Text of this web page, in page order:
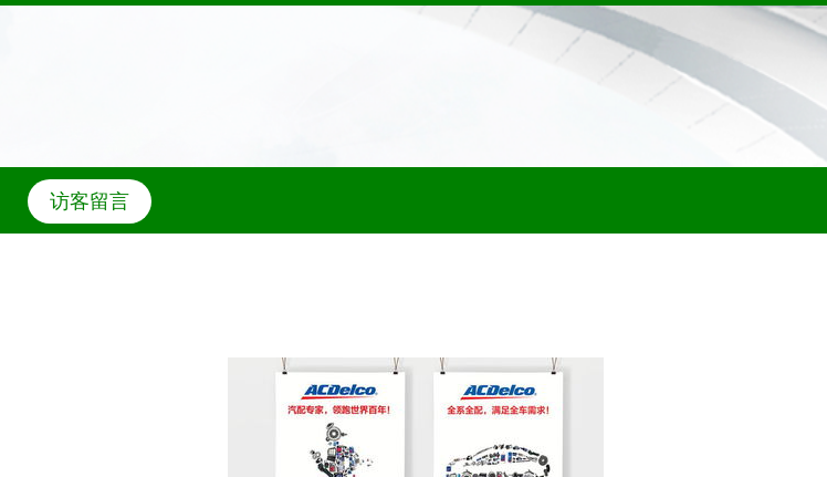
访客留言